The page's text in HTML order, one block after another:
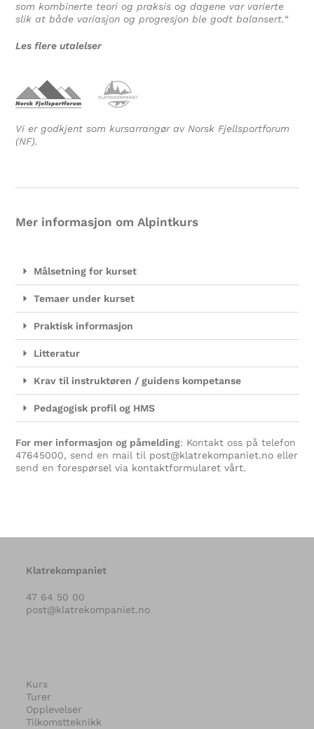
som kombinerte teori og praksis og dagene var varierte
slik at både variasjon og progresjon ble godt balansert.“
Les flere utalelser
Vi er godkjent som kursarrangør av Norsk Fjellsportforum
(NF).
Mer informasjon om Alpintkurs
Målsetning for kurset
Temaer under kurset
Praktisk informasjon
Litteratur
Krav til instruktøren / guidens kompetanse
Pedagogisk profil og HMS
For mer informasjon og påmelding: Kontakt oss på telefon
47645000, send en mail til post@klatrekompaniet.no eller
send enforespørsel via kontaktformularet vårt.
Klatrekompaniet
47 64 50 00
post@klatrekompaniet.no
Kurs
Turer
Opplevelser
Tilkomstteknikk